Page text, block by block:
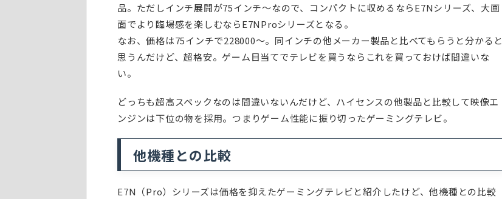
品。ただしインチ展開が75インチ～なので、コンパクトに収めるならE7Nシリーズ、大画
面でより臨場感を楽しむならE7NProシリーズとなる。
なお、価格は75インチで228000～。同インチの他メーカー製品と比べてもらうと分かると
思うんだけど、超格安。ゲーム目当てでテレビを買うならこれを買っておけば間違いな
い。
どっちも超高スペックなのは間違いないんだけど、ハイセンスの他製品と比較して映像エ
ンジンは下位の物を採用。つまりゲーム性能に振り切ったゲーミングテレビ。
他機種との比較
E7N（Pro）シリーズは価格を抑えたゲーミングテレビと紹介したけど、他機種との比較